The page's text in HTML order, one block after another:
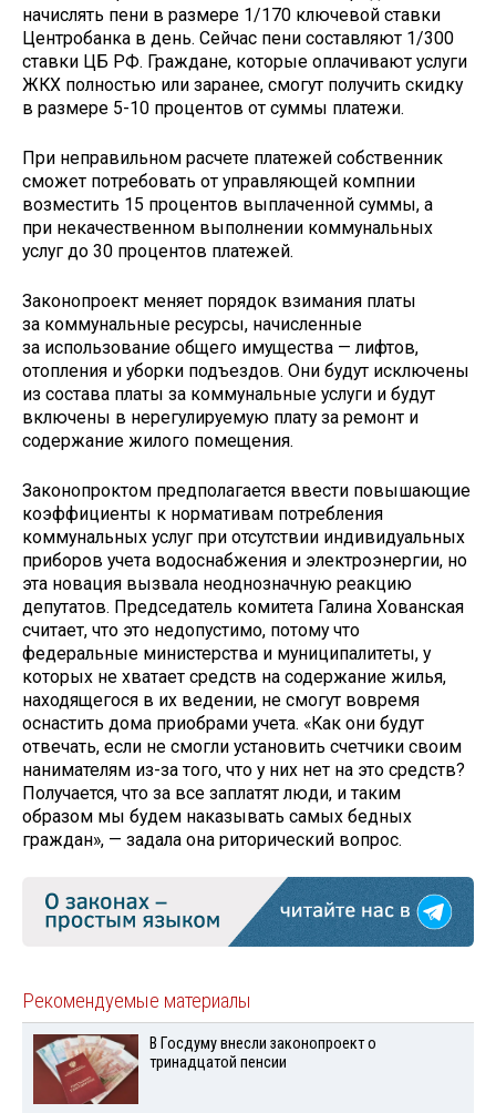
начислять пени в размере 1/170 ключевой ставки
Центробанка в день. Сейчас пени составляют 1/300
ставки ЦБ РФ. Граждане, которые оплачивают услуги
ЖКХ полностью или заранее, смогут получить скидку
в размере 5-10 процентов от суммы платежи.
При неправильном расчете платежей собственник
сможет потребовать от управляющей компнии
возместить 15 процентов выплаченной суммы, а
при некачественном выполнении коммунальных
услуг до 30 процентов платежей.
Законопроект меняет порядок взимания платы
за коммунальные ресурсы, начисленные
за использование общего имущества — лифтов,
отопления и уборки подъездов. Они будут исключены
из состава платы за коммунальные услуги и будут
включены в нерегулируемую плату за ремонт и
содержание жилого помещения.
Законопроктом предполагается ввести повышающие
коэффициенты к нормативам потребления
коммунальных услуг при отсутствии индивидуальных
приборов учета водоснабжения и электроэнергии, но
эта новация вызвала неоднозначную реакцию
депутатов. Председатель комитета Галина Хованская
считает, что это недопустимо, потому что
федеральные министерства и муниципалитеты, у
которых не хватает средств на содержание жилья,
находящегося в их ведении, не смогут вовремя
оснастить дома приобрами учета. «Как они будут
отвечать, если не смогли установить счетчики своим
нанимателям из-за того, что у них нет на это средств?
Получается, что за все заплатят люди, и таким
образом мы будем наказывать самых бедных
граждан», — задала она риторический вопрос.
Рекомендуемые материалы
В Госдуму внесли законопроект о
тринадцатой пенсии